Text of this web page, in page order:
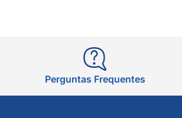
Perguntas Frequentes